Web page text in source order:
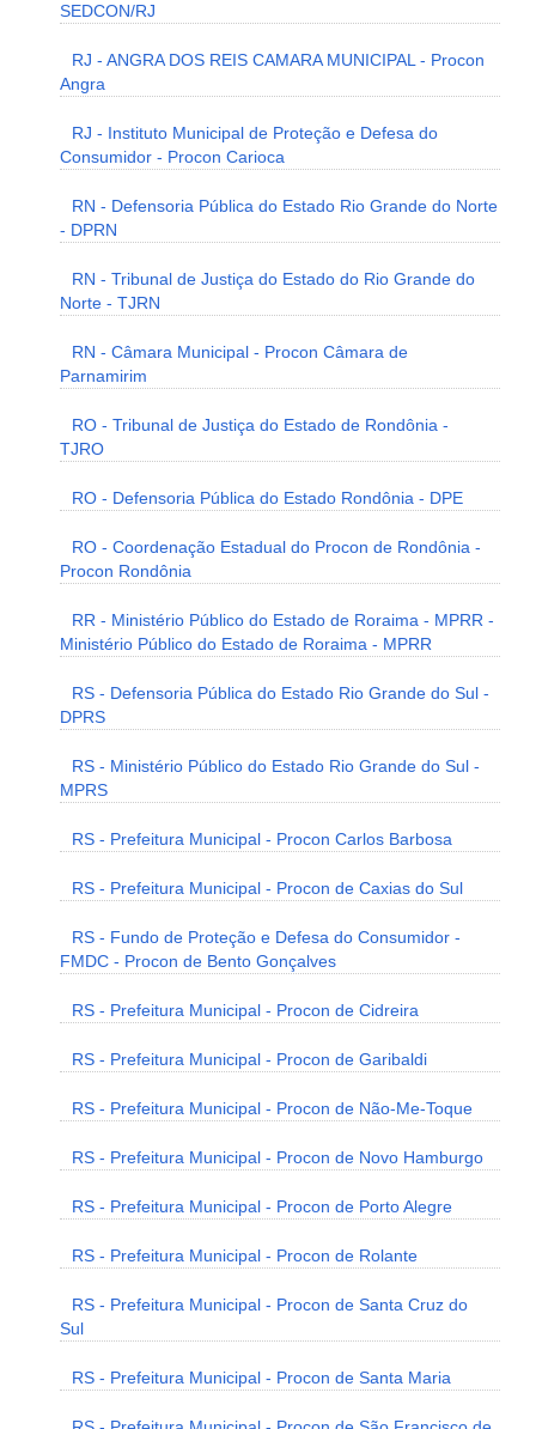
SEDCON/RJ
RJ - ANGRA DOS REIS CAMARA MUNICIPAL - Procon
Angra
RJ - Instituto Municipal de Proteção e Defesa do
Consumidor - Procon Carioca
RN - Defensoria Pública do Estado Rio Grande do Norte
- DPRN
RN - Tribunal de Justiça do Estado do Rio Grande do
Norte - TJRN
RN - Câmara Municipal - Procon Câmara de
Parnamirim
RO - Tribunal de Justiça do Estado de Rondônia -
TJRO
RO - Defensoria Pública do Estado Rondônia - DPE
RO - Coordenação Estadual do Procon de Rondônia -
Procon Rondônia
RR - Ministério Público do Estado de Roraima - MPRR -
Ministério Público do Estado de Roraima - MPRR
RS - Defensoria Pública do Estado Rio Grande do Sul -
DPRS
RS - Ministério Público do Estado Rio Grande do Sul -
MPRS
RS - Prefeitura Municipal - Procon Carlos Barbosa
RS - Prefeitura Municipal - Procon de Caxias do Sul
RS - Fundo de Proteção e Defesa do Consumidor -
FMDC - Procon de Bento Gonçalves
RS - Prefeitura Municipal - Procon de Cidreira
RS - Prefeitura Municipal - Procon de Garibaldi
RS - Prefeitura Municipal - Procon de Não-Me-Toque
RS - Prefeitura Municipal - Procon de Novo Hamburgo
RS - Prefeitura Municipal - Procon de Porto Alegre
RS - Prefeitura Municipal - Procon de Rolante
RS - Prefeitura Municipal - Procon de Santa Cruz do
Sul
RS - Prefeitura Municipal - Procon de Santa Maria